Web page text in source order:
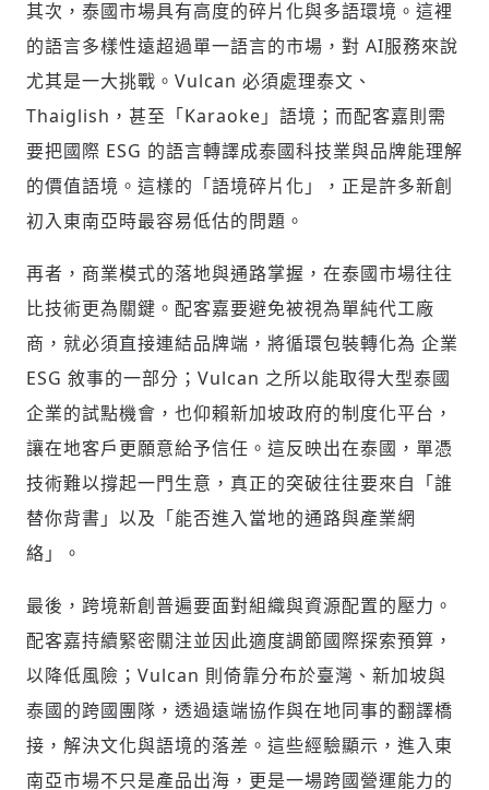
其次，泰國市場具有高度的碎片化與多語環境。這裡
的語言多樣性遠超過單一語言的市場，對 AI服務來說
尤其是一大挑戰。Vulcan 必須處理泰文、
Thaiglish，甚至「Karaoke」語境；而配客嘉則需
要把國際 ESG 的語言轉譯成泰國科技業與品牌能理解
的價值語境。這樣的「語境碎片化」，正是許多新創
初入東南亞時最容易低估的問題。
再者，商業模式的落地與通路掌握，在泰國市場往往
比技術更為關鍵。配客嘉要避免被視為單純代工廠
商，就必須直接連結品牌端，將循環包裝轉化為 企業
ESG 敘事的一部分；Vulcan 之所以能取得大型泰國
企業的試點機會，也仰賴新加坡政府的制度化平台，
讓在地客戶更願意給予信任。這反映出在泰國，單憑
技術難以撐起一門生意，真正的突破往往要來自「誰
替你背書」以及「能否進入當地的通路與產業網
絡」。
最後，跨境新創普遍要面對組織與資源配置的壓力。
配客嘉持續緊密關注並因此適度調節國際探索預算，
以降低風險；Vulcan 則倚靠分布於臺灣、新加坡與
泰國的跨國團隊，透過遠端協作與在地同事的翻譯橋
接，解決文化與語境的落差。這些經驗顯示，進入東
南亞市場不只是產品出海，更是一場跨國營運能力的